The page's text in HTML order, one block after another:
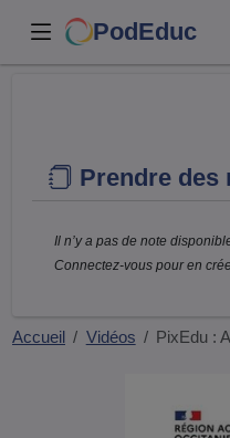
PodEduc
Prendre des
Il n’y a pas de note
Connectez-vous pour en
Accueil Vidéos PixEdu :